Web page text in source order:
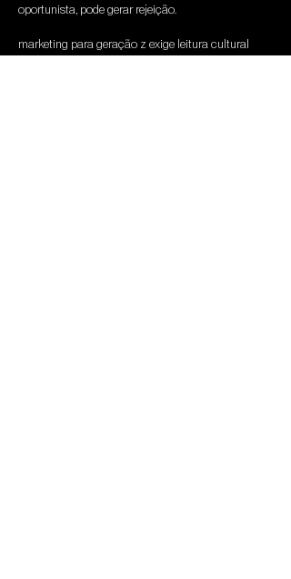
oportunista, pode gerar rejeição.
marketing para geração z exige leitura cultural